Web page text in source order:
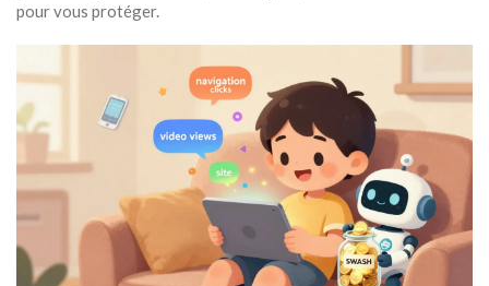
pour vous protéger.